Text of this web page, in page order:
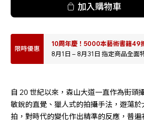
加入購物車
限時優惠
10周年慶！5000本藝術書籍49
8月1日 – 8月31日 指定商品全面
自 20 世紀以來，森山大道一直作為街頭
敏銳的直覺、獵人式的拍攝手法，遊蕩
拍，對時代的變化作出精準的反應，普